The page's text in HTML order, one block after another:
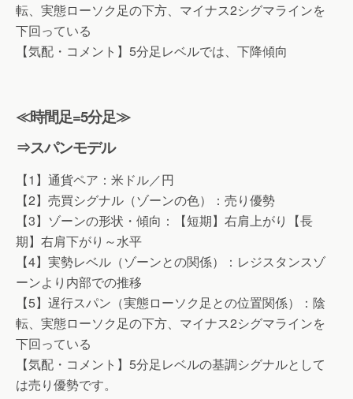
転、実態ローソク足の下方、マイナス2シグマラインを
下回っている
【気配・コメント】5分足レベルでは、下降傾向
≪時間足=5分足≫
⇒スパンモデル
【1】通貨ペア：米ドル／円
【2】売買シグナル（ゾーンの色）：売り優勢
【3】ゾーンの形状・傾向：【短期】右肩上がり【長
期】右肩下がり～水平
【4】実勢レベル（ゾーンとの関係）：レジスタンスゾ
ーンより内部での推移
【5】遅行スパン（実態ローソク足との位置関係）：陰
転、実態ローソク足の下方、マイナス2シグマラインを
下回っている
【気配・コメント】5分足レベルの基調シグナルとして
は売り優勢です。